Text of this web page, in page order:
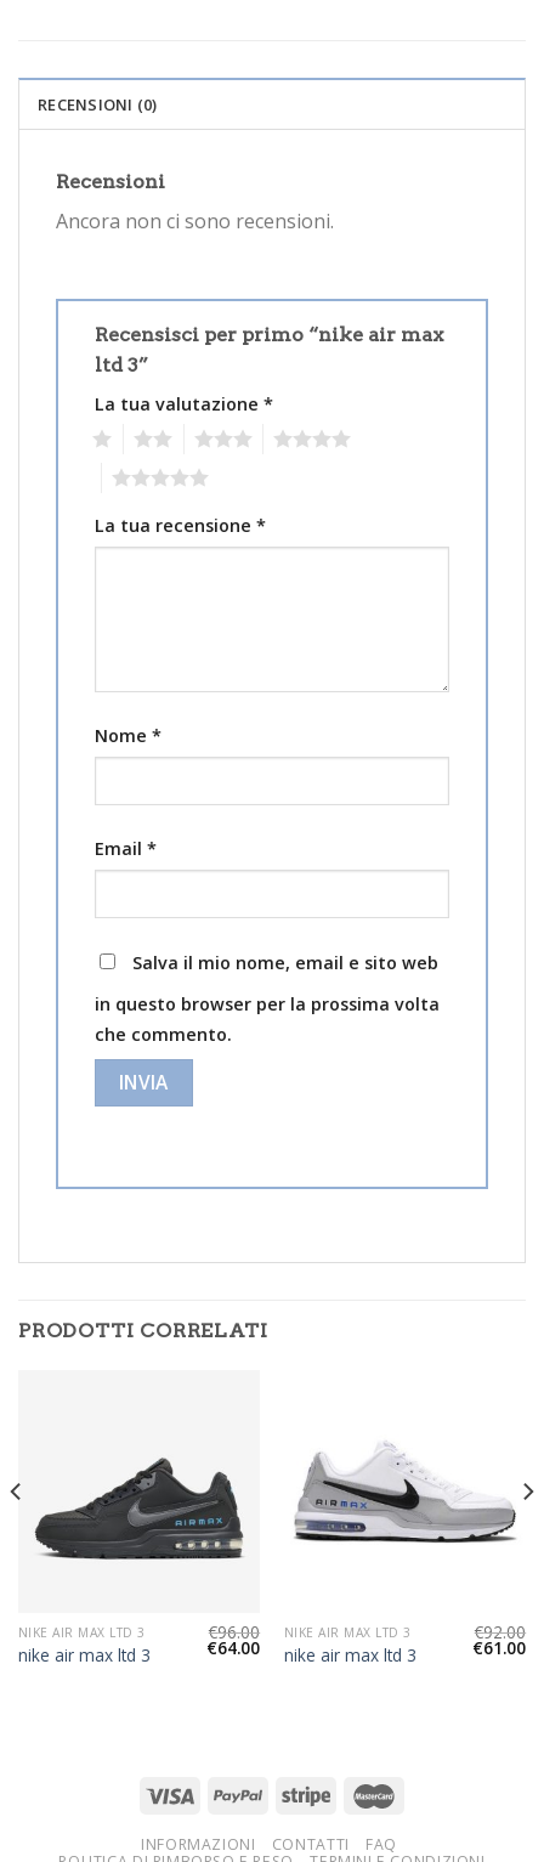
RECENSIONI (0)
Recensioni
Ancora non ci sono recensioni.
Recensisci per primo “nike air max
ltd 3”
La tua valutazione *
La tua recensione *
Nome *
Email *
Salva il mio nome, email e sito web
in questo browser per la prossima volta
che commento.
PRODOTTI CORRELATI
NIKE AIR MAX LTD 3
nike air max ltd 3
€96.00
€64.00
NIKE AIR MAX LTD 3
nike air max ltd 3
€92.00
€61.00
INFORMAZIONI CONTATTI
FAQ